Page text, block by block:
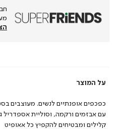
על המוצר
כפכפים אופנתיים לנשים. מעוצבים
עם אבזמים ורקמה, וסוליית אספדריל
קלילים ומבטיחים להקפיץ כל אאופיט